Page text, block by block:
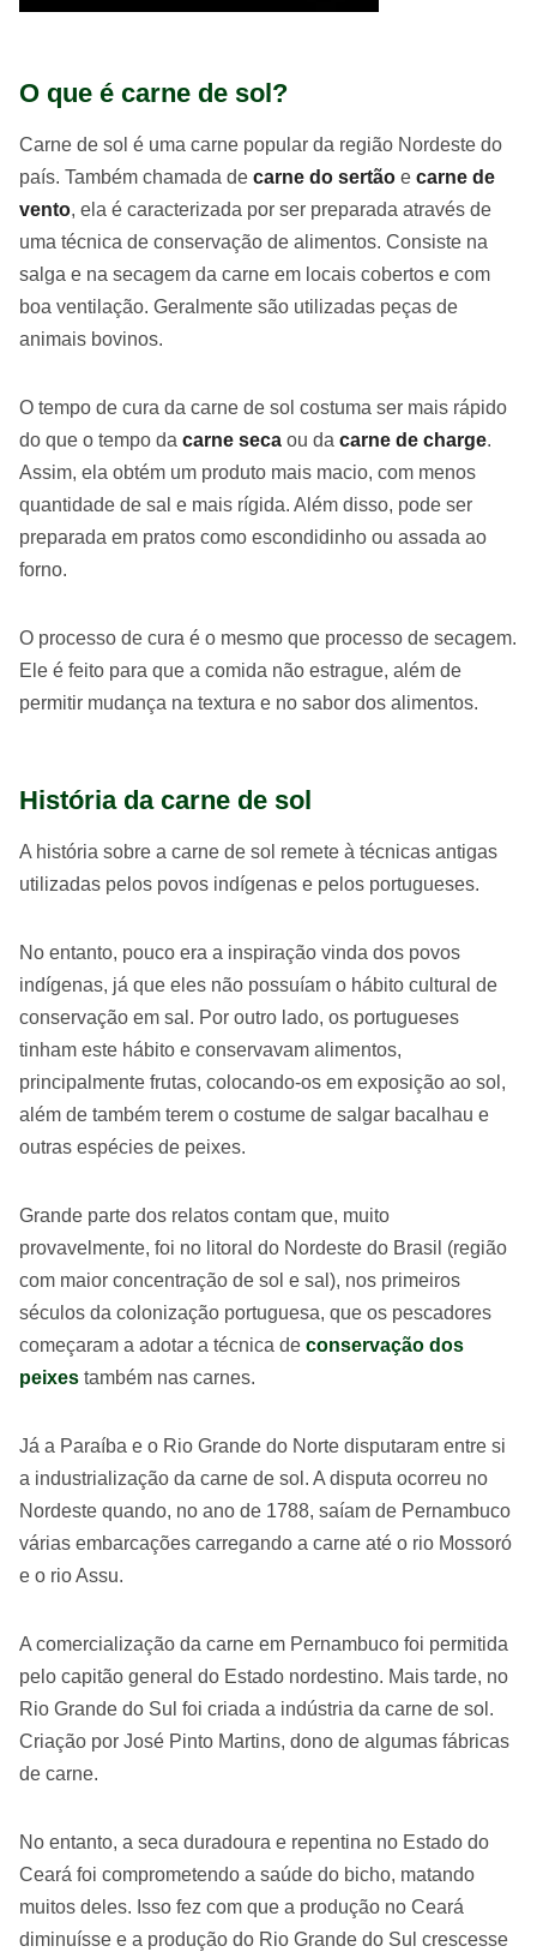
O que é carne de sol?
Carne de sol é uma carne popular da região Nordeste do
país. Também chamada de carne do sertão e carne de
vento, ela é caracterizada por ser preparada através de
uma técnica de conservação de alimentos. Consiste na
salga e na secagem da carne em locais cobertos e com
boa ventilação. Geralmente são utilizadas peças de
animais bovinos.
O tempo de cura da carne de sol costuma ser mais rápido
do que o tempo da carne seca ou da carne de charge.
Assim, ela obtém um produto mais macio, com menos
quantidade de sal e mais rígida. Além disso, pode ser
preparada em pratos como escondidinho ou assada ao
forno.
O processo de cura é o mesmo que processo de secagem.
Ele é feito para que a comida não estrague, além de
permitir mudança na textura e no sabor dos alimentos.
História da carne de sol
A história sobre a carne de sol remete à técnicas antigas
utilizadas pelos povos indígenas e pelos portugueses.
No entanto, pouco era a inspiração vinda dos povos
indígenas, já que eles não possuíam o hábito cultural de
conservação em sal. Por outro lado, os portugueses
tinham este hábito e conservavam alimentos,
principalmente frutas, colocando-os em exposição ao sol,
além de também terem o costume de salgar bacalhau e
outras espécies de peixes.
Grande parte dos relatos contam que, muito
provavelmente, foi no litoral do Nordeste do Brasil (região
com maior concentração de sol e sal), nos primeiros
séculos da colonização portuguesa, que os pescadores
começaram a adotar a técnica de conservação dos
peixes também nas carnes.
Já a Paraíba e o Rio Grande do Norte disputaram entre si
a industrialização da carne de sol. A disputa ocorreu no
Nordeste quando, no ano de 1788, saíam de Pernambuco
várias embarcações carregando a carne até o rio Mossoró
e o rio Assu.
A comercialização da carne em Pernambuco foi permitida
pelo capitão general do Estado nordestino. Mais tarde, no
Rio Grande do Sul foi criada a indústria da carne de sol.
Criação por José Pinto Martins, dono de algumas fábricas
de carne.
No entanto, a seca duradoura e repentina no Estado do
Ceará foi comprometendo a saúde do bicho, matando
muitos deles. Isso fez com que a produção no Ceará
diminuísse e a produção do Rio Grande do Sul crescesse